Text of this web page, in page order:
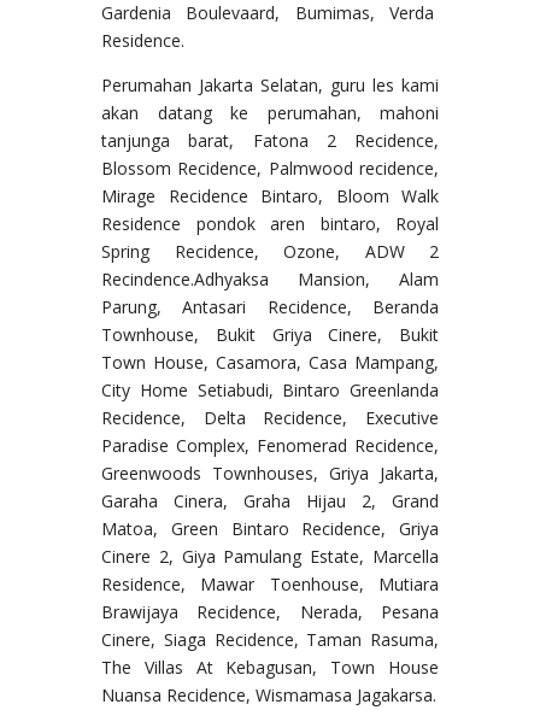
Gardenia Boulevaard, Bumimas, Verda
Residence.
Perumahan Jakarta Selatan, guru les kami
akan datang ke perumahan, mahoni
tanjunga barat, Fatona 2 Recidence,
Blossom Recidence, Palmwood recidence,
Mirage Recidence Bintaro, Bloom Walk
Residence pondok aren bintaro, Royal
Spring Recidence, Ozone, ADW 2
Recindence.Adhyaksa Mansion, Alam
Parung, Antasari Recidence, Beranda
Townhouse, Bukit Griya Cinere, Bukit
Town House, Casamora, Casa Mampang,
City Home Setiabudi, Bintaro Greenlanda
Recidence, Delta Recidence, Executive
Paradise Complex, Fenomerad Recidence,
Greenwoods Townhouses, Griya Jakarta,
Garaha Cinera, Graha Hijau 2, Grand
Matoa, Green Bintaro Recidence, Griya
Cinere 2, Giya Pamulang Estate, Marcella
Residence, Mawar Toenhouse, Mutiara
Brawijaya Recidence, Nerada, Pesana
Cinere, Siaga Recidence, Taman Rasuma,
The Villas At Kebagusan, Town House
Nuansa Recidence, Wismamasa Jagakarsa.